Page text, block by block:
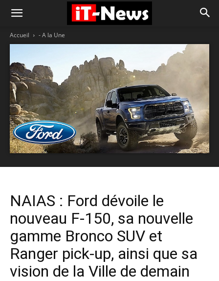
Accueil - A la Une
NAIAS : Ford dévoile le
nouveau F-150, sa nouvelle
gamme Bronco SUV et
Ranger pick-up, ainsi que sa
vision de la Ville de demain